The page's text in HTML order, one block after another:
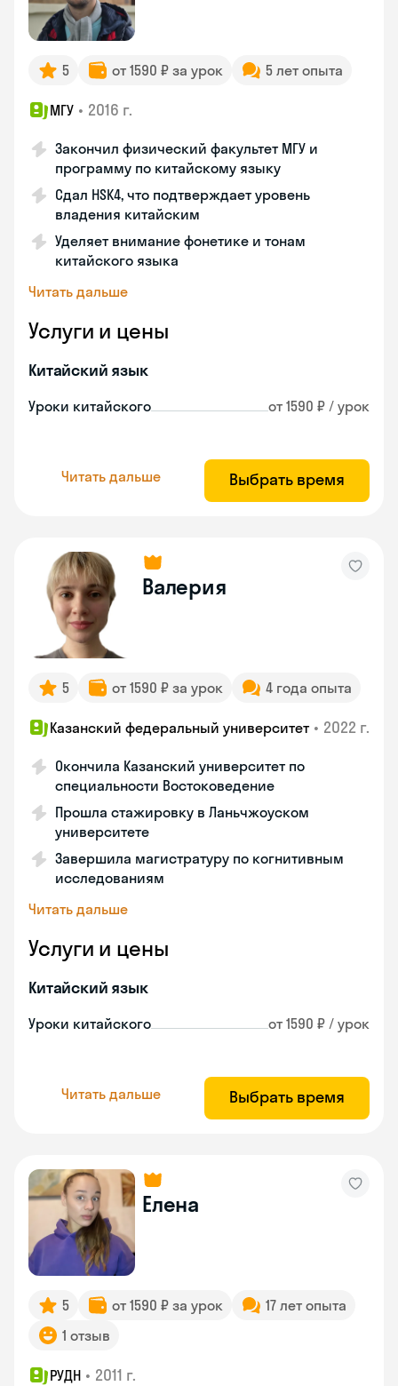
5 от 1590 ₽ за урок 5 лет опыта
МГУ • 2016 г.
Закончил физический факультет МГУ и
программу по китайскому языку
Сдал HSK4, что подтверждает уровень
владения китайским
Уделяет внимание фонетике и тонам
китайского языка
Читать дальше
Услуги и цены
Китайский язык
Уроки китайского от 1590 ₽ / урок
Читать дальше Выбрать время
Валерия
5 от 1590 ₽ за урок 4 года опыта
Казанский федеральный университет • 2022 г.
Окончила Казанский университет по
специальности Востоковедение
Прошла стажировку в Ланьчжоуском
университете
Завершила магистратуру по когнитивным
исследованиям
Читать дальше
Услуги и цены
Китайский язык
Уроки китайского от 1590 ₽ / урок
Читать дальше Выбрать время
Елена
5 от 1590 ₽ за урок
17 лет опыта
1 отзыв
РУДН • 2011 г.